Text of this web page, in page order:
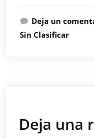
Deja un
Sin Clasificar
Deja una